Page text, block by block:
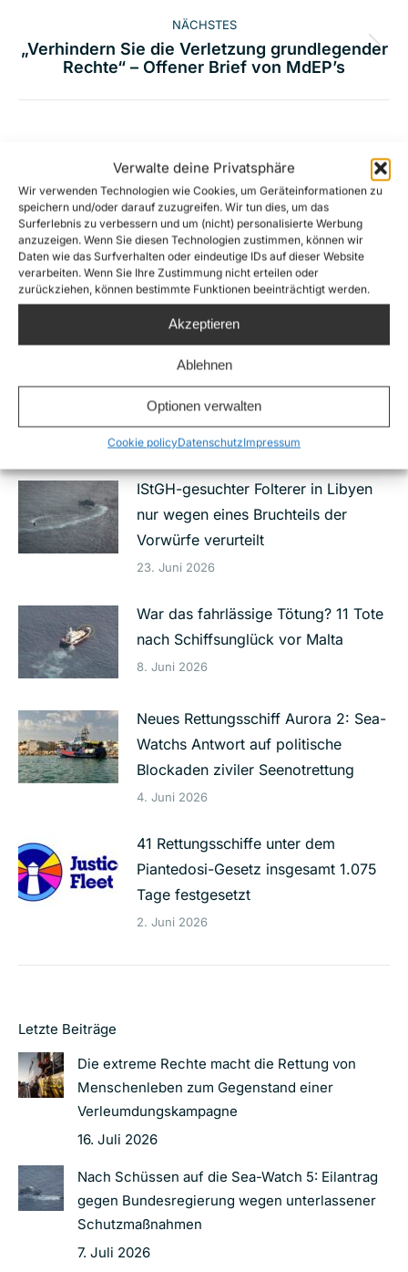
Verwalte deine Privatsphäre
Wir verwenden Technologien wie Cookies, um Geräteinformationen zu
speichern und/oder darauf zuzugreifen. Wir tun dies, um das
Surferlebnis zu verbessern und um (nicht) personalisierte Werbung
anzuzeigen. Wenn Sie diesen Technologien zustimmen, können wir
Daten wie das Surfverhalten oder eindeutige IDs auf dieser Website
verarbeiten. Wenn Sie Ihre Zustimmung nicht erteilen oder
zurückziehen, können bestimmte Funktionen beeinträchtigt werden.
Akzeptieren
Ablehnen
Optionen verwalten
Cookie policyDatenschutzImpressum
NÄCHSTES
Nächster
„Verhindern Sie die Verletzung grundlegender
Rechte“ – Offener Brief von MdEP’s
Related Posts
Nach Schüssen auf die Sea-Watch 5:
Eilantrag gegen Bundesregierung
wegen unterlassener
Schutzmaßnahmen
7. Juli 2026
Neuer Netflix Film „23.000 Leben“
macht Sterben im Mittelmeer und
zivile Seenotrettung zum Thema
29. Juni 2026
IStGH-gesuchter Folterer in Libyen
nur wegen eines Bruchteils der
Vorwürfe verurteilt
23. Juni 2026
War das fahrlässige Tötung? 11 Tote
nach Schiffsunglück vor Malta
8. Juni 2026
Neues Rettungsschiff Aurora 2: Sea-
Watchs Antwort auf politische
Blockaden ziviler Seenotrettung
4. Juni 2026
41 Rettungsschiffe unter dem
Piantedosi-Gesetz insgesamt 1.075
Tage festgesetzt
2. Juni 2026
Letzte Beiträge
Die extreme Rechte macht die Rettung von
Menschenleben zum Gegenstand einer
Verleumdungskampagne
16. Juli 2026
Nach Schüssen auf die Sea-Watch 5: Eilantrag
gegen Bundesregierung wegen unterlassener
Schutzmaßnahmen
7. Juli 2026